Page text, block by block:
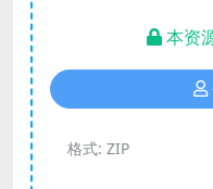
本资
格式: ZIP